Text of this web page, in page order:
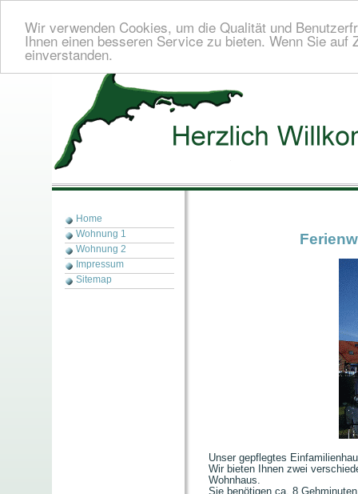
Wir verwenden Cookies, um die Qualität und
Ihnen einen besseren Service zu bieten. Wenn Sie
einverstanden.
Home
Wohnung 1
Wohnung 2
Impressum
Sitemap
Unser gepflegtes
Wir bieten Ihnen zwei
Wohnhaus.
Sie benötigen ca. 8